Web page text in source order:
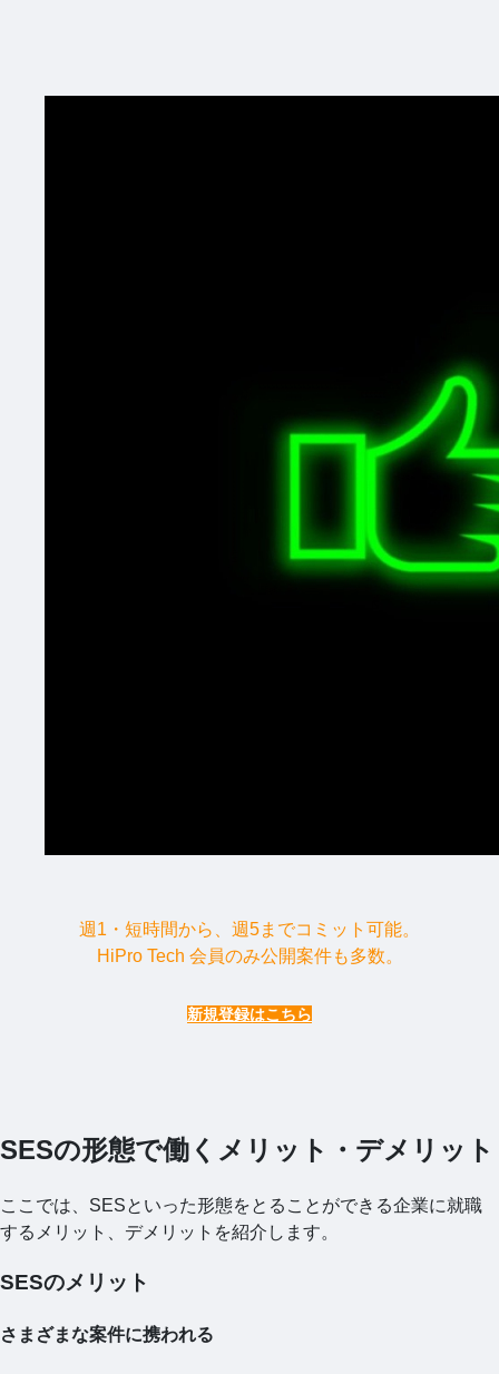
週1・短時間から、週5までコミット可能。
HiPro Tech 会員のみ公開案件も多数。
新規登録はこちら
SESの形態で働くメリット・デメリット
ここでは、SESといった形態をとることができる企業に就職
するメリット、デメリットを紹介します。
SESのメリット
さまざまな案件に携われる